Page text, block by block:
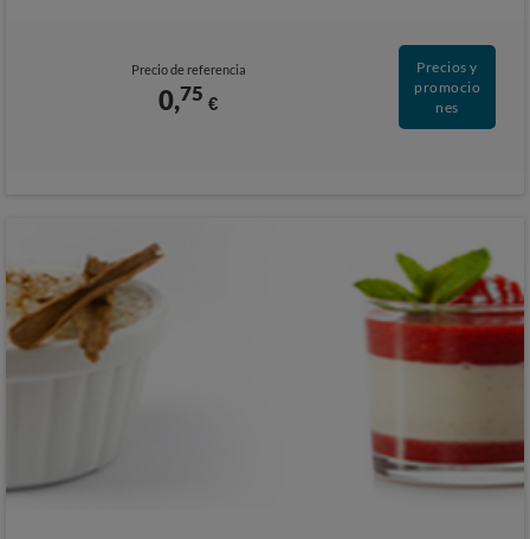
Precio de referencia
0,75 €
Precios y
promocio
nes